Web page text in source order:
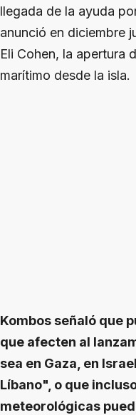
llegada de la ayuda
anunció en diciembre
Eli Cohen, la apertura
marítimo desde la isla.
Kombos señaló que
que afecten al
sea en Gaza, en
Líbano", o que
meteorológicas